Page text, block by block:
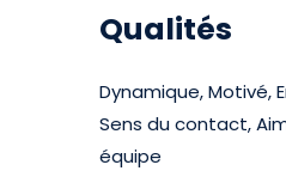
Qualités
Dynamique, Motivé,
Sens du contact,
équipe